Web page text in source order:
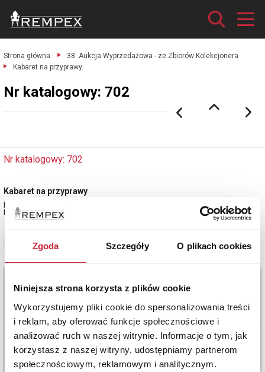
Zgoda Szczegóły O plikach cookies
Niniejsza strona korzysta z plików cookie
Wykorzystujemy pliki cookie do spersonalizowania treści
i reklam, aby oferować funkcje społecznościowe i
analizować ruch w naszej witrynie. Informacje o tym, jak
korzystasz z naszej witryny, udostępniamy partnerom
społecznościowym, reklamowym i analitycznym.
Strona główna
38. Aukcja Wyprzedażowa - ze Zbiorów Kolekcjonera
Kabaret na przyprawy.
Nr katalogowy: 702
Nr katalogowy: 702
Kabaret na przyprawy
plater, szkło bezbarwne; 23 x 22 x 8,5 cm.
Niemcy?, 1 ćw. XX w.
Zobacz pełne informacje